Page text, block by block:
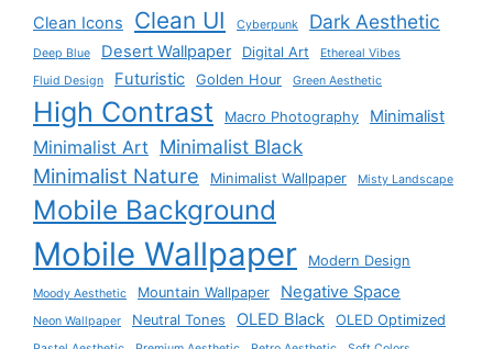
Clean Icons Clean UI Cyberpunk Dark Aesthetic
Deep Blue Desert Wallpaper Digital Art
Ethereal Vibes
Fluid Design
Futuristic Golden Hour Green Aesthetic
High Contrast Macro Photography Minimalist
Minimalist Art Minimalist Black
Minimalist Nature Minimalist Wallpaper Misty Landscape
Mobile Background
Mobile Wallpaper Modern Design
Moody Aesthetic Mountain Wallpaper Negative Space
Neon Wallpaper Neutral Tones OLED Black OLED Optimized